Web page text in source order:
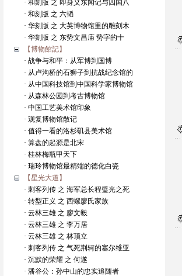
· 和刻版 之 即身义东闻记与四国八
· 和刻版 之 六韬
· 华刻版 之 大英博物馆里的雕刻木
· 华刻版 之 东势文昌庙 势字的十
【博物館記】
· 战争与和平：从军博到国博
· 从卢沟桥的石狮子到抗战纪念馆的
· 从中国科技馆到中国科学家博物馆
· 从森林公园到考古博物馆
· 中国工艺美术馆印象
· 观复博物馆散记
· 值得一看的洛杉矶县美术馆
· 算盘的起源是北宋
· 桂林梅瓶甲天下
· 瑞玲博物馆最精端的德化白瓷
【星光大道】
· 刺客列传 之 海军总长程璧光之死
· 转型正义 之 西螺廖氏家族
· 云林三雄 之 廖文毅
· 云林三雄 之 李万居
· 云林三雄 之 林顶立
· 刺客列传 之 气死荆轲的塞尔维亚
· 沉默的荣耀 之 何遂
· 潘谷公：孙中山的忠实追随者